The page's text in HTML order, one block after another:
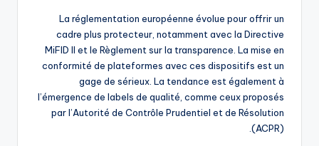
La réglementation européenne évolue pour offrir un
cadre plus protecteur, notamment avec la Directive
MiFID II et le Règlement sur la transparence. La mise en
conformité de plateformes avec ces dispositifs est un
gage de sérieux. La tendance est également à
l’émergence de labels de qualité, comme ceux proposés
par l’Autorité de Contrôle Prudentiel et de Résolution
(ACPR).